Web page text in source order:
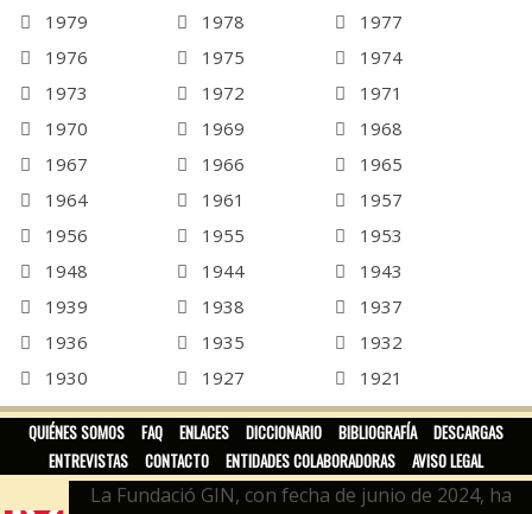
1979
1978
1977
1976
1975
1974
1973
1972
1971
1970
1969
1968
1967
1966
1965
1964
1961
1957
1956
1955
1953
1948
1944
1943
1939
1938
1937
1936
1935
1932
1930
1927
1921
1912
1911
QUIÉNES SOMOS FAQ ENLACES DICCIONARIO BIBLIOGRAFÍA
DESCARGAS
ENTREVISTAS
CONTACTO ENTIDADES COLABORADORAS AVISO LEGAL
La Fundació GIN, con fecha de junio de 2024, ha